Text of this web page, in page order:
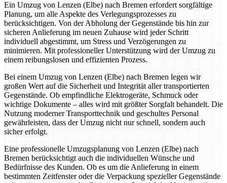
Ein Umzug von Lenzen (Elbe) nach Bremen erfordert sorgfältige
Planung, um alle Aspekte des Verlegungsprozesses zu
berücksichtigen. Von der Abholung der Gegenstände bis hin zur
sicheren Anlieferung im neuen Zuhause wird jeder Schritt
individuell abgestimmt, um Stress und Verzögerungen zu
minimieren. Mit professioneller Unterstützung wird der Umzug zu
einem reibungslosen und effizienten Prozess.
Bei einem Umzug von Lenzen (Elbe) nach Bremen legen wir
großen Wert auf die Sicherheit und Integrität aller transportierten
Gegenstände. Ob empfindliche Elektrogeräte, Schmuck oder
wichtige Dokumente – alles wird mit größter Sorgfalt behandelt. Die
Nutzung moderner Transporttechnik und geschultes Personal
gewährleisten, dass der Umzug nicht nur schnell, sondern auch
sicher erfolgt.
Eine professionelle Umzugsplanung von Lenzen (Elbe) nach
Bremen berücksichtigt auch die individuellen Wünsche und
Bedürfnisse des Kunden. Ob es um die Anlieferung in einem
bestimmten Zeitfenster oder die Verpackung spezieller Gegenstände